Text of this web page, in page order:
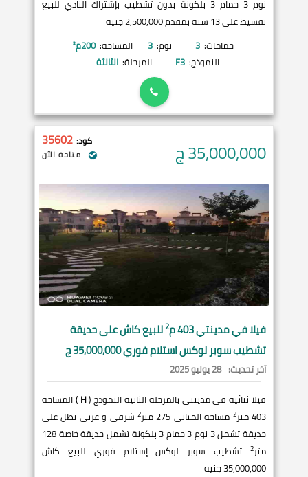
نوم 3 حمام 3 بلكونة بدون تشطيب بإشتراك النادي للبيع
تقسيط على 13 سنة بمقدم 2,500,000 جنيه
حمامات: 3 نوم: 3 المساحة: 200م²
النموذج: F3 المرحلة: الثالثة
35,000,000ج كود: 35602
متاحة الآن
فيلا فيمدينتي 2للبيع كاش على حديقة
تشطيب سوبر لوكس استلام فوري 35,000,000 ج
آخر تحديث: 28 يوليو 2025
فيلا ثنائية في مدينتي بالمرحلة الثانية النموذج (H ) المساحة
403 متر
2 مساحة المباني 275 متر 2 شرقي و غربي تطل على
حديقة تشمل 3 نوم 3 حمام 3 بلكونة تشمل حديقة خاصة 128
متر2
تشطيب سوبر لوكس إستلام فوري للبيع كاش
35,000,000 جنيه